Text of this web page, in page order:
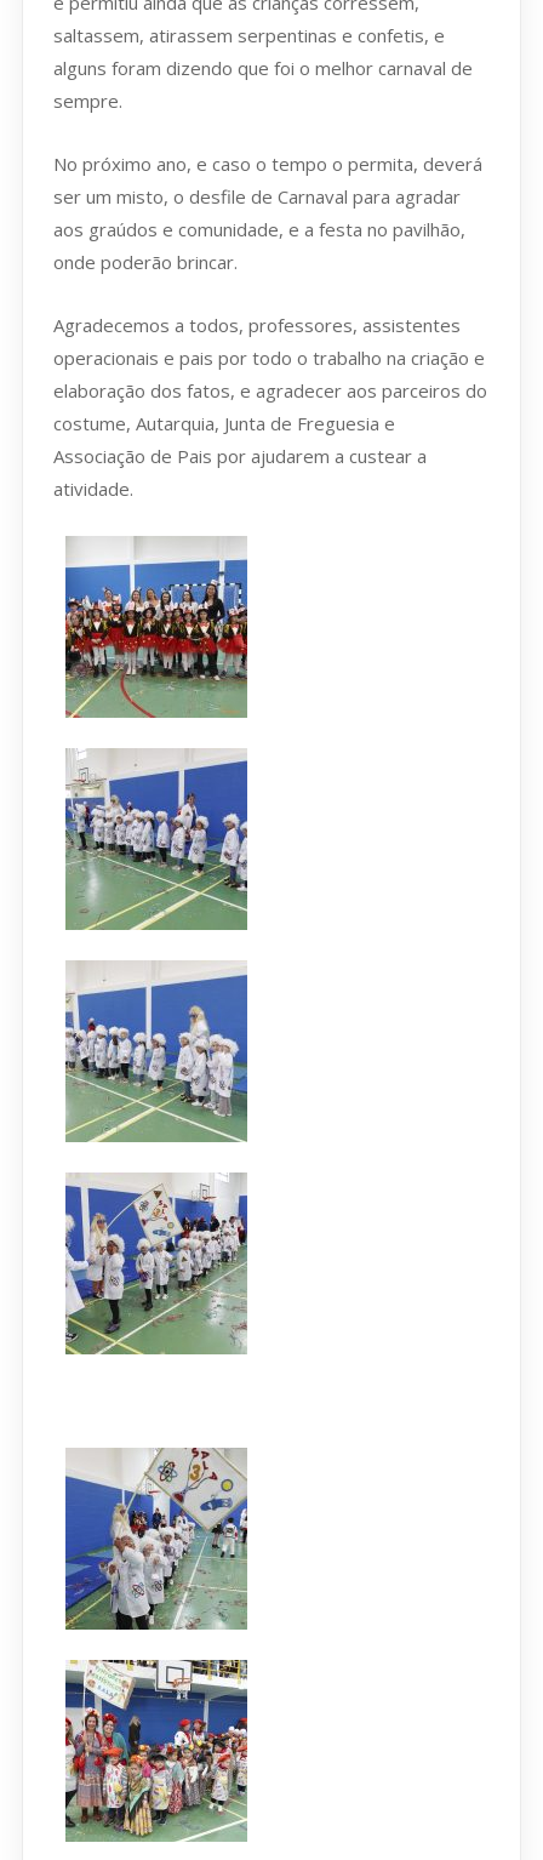
saltassem, atirassem serpentinas e confetis, e
alguns foram dizendo que foi o melhor carnaval de
sempre.
No próximo ano, e caso o tempo o permita, deverá
ser um misto, o desfile de Carnaval para agradar
aos graúdos e comunidade, e a festa no pavilhão,
onde poderão brincar.
Agradecemos a todos, professores, assistentes
operacionais e pais por todo o trabalho na criação e
elaboração dos fatos, e agradecer aos parceiros do
costume, Autarquia, Junta de Freguesia e
Associação de Pais por ajudarem a custear a
atividade.